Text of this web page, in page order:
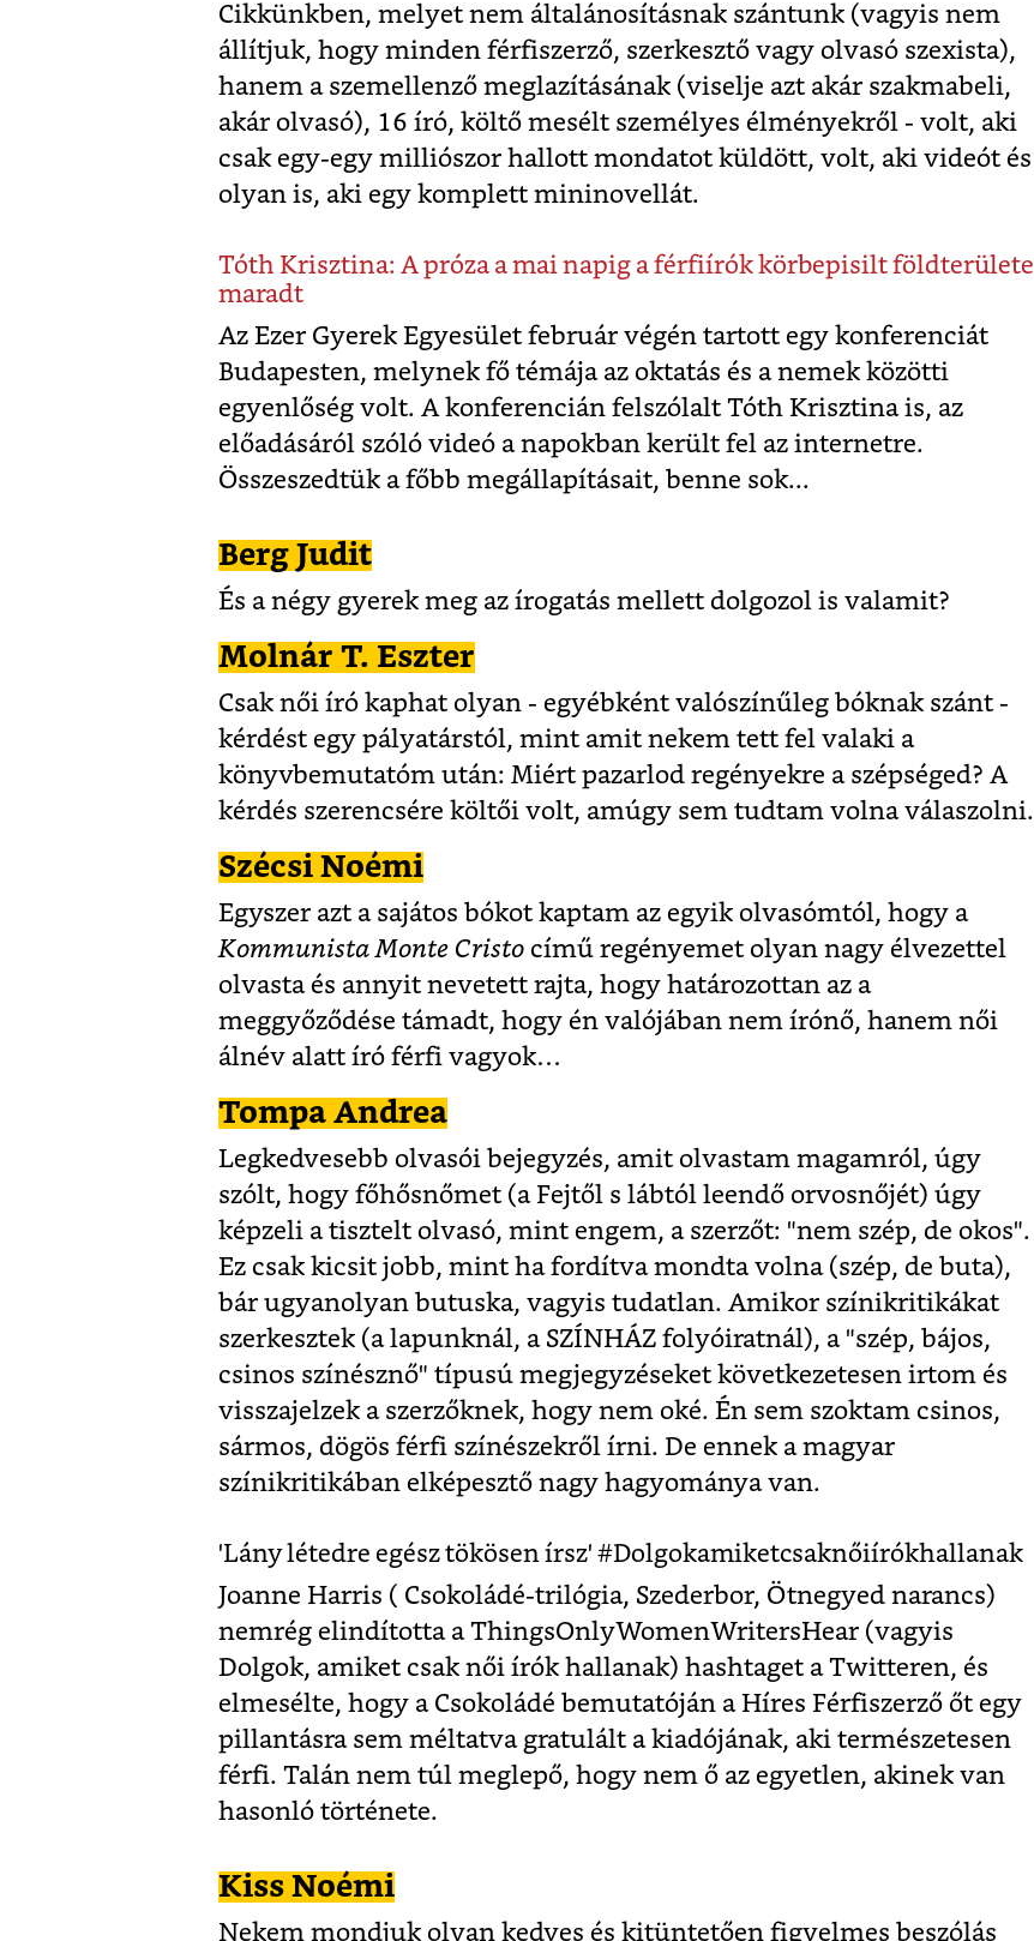
Cikkünkben, melyet nem általánosításnak szántunk (vagyis nem
állítjuk, hogy minden férfiszerző, szerkesztő vagy olvasó szexista),
hanem a szemellenző meglazításának (viselje azt akár szakmabeli,
akár olvasó), 16 író, költő mesélt személyes élményekről - volt, aki
csak egy-egy milliószor hallott mondatot küldött, volt, aki videót és
olyan is, aki egy komplett mininovellát.
Tóth Krisztina: A próza a mai napig a férfiírók körbepisilt földterülete
maradt
Az Ezer Gyerek Egyesület február végén tartott egy konferenciát
Budapesten, melynek fő témája az oktatás és a nemek közötti
egyenlőség volt. A konferencián felszólalt Tóth Krisztina is, az
előadásáról szóló videó a napokban került fel az internetre.
Összeszedtük a főbb megállapításait, benne sok...
Berg Judit
És a négy gyerek meg az írogatás mellett dolgozol is valamit?
Molnár T. Eszter
Csak női író kaphat olyan - egyébként valószínűleg bóknak szánt -
kérdést egy pályatárstól, mint amit nekem tett fel valaki a
könyvbemutatóm után: Miért pazarlod regényekre a szépséged? A
kérdés szerencsére költői volt, amúgy sem tudtam volna válaszolni.
Szécsi Noémi
Egyszer azt a sajátos bókot kaptam az egyik olvasómtól, hogy a
Kommunista Monte Cristo című regényemet olyan nagy élvezettel
olvasta és annyit nevetett rajta, hogy határozottan az a
meggyőződése támadt, hogy én valójában nem írónő, hanem női
álnév alatt író férfi vagyok…
Tompa Andrea
Legkedvesebb olvasói bejegyzés, amit olvastam magamról, úgy
szólt, hogy főhősnőmet (a Fejtől s lábtól leendő orvosnőjét) úgy
képzeli a tisztelt olvasó, mint engem, a szerzőt: "nem szép, de okos".
Ez csak kicsit jobb, mint ha fordítva mondta volna (szép, de buta),
bár ugyanolyan butuska, vagyis tudatlan. Amikor színikritikákat
szerkesztek (a lapunknál, a SZÍNHÁZ folyóiratnál), a "szép, bájos,
csinos színésznő" típusú megjegyzéseket következetesen irtom és
visszajelzek a szerzőknek, hogy nem oké. Én sem szoktam csinos,
sármos, dögös férfi színészekről írni. De ennek a magyar
színikritikában elképesztő nagy hagyománya van.
'Lány létedre egész tökösen írsz' #Dolgokamiketcsaknőiírókhallanak
Joanne Harris ( Csokoládé-trilógia, Szederbor, Ötnegyed narancs)
nemrég elindította a ThingsOnlyWomenWritersHear (vagyis
Dolgok, amiket csak női írók hallanak) hashtaget a Twitteren, és
elmesélte, hogy a Csokoládé bemutatóján a Híres Férfiszerző őt egy
pillantásra sem méltatva gratulált a kiadójának, aki természetesen
férfi. Talán nem túl meglepő, hogy nem ő az egyetlen, akinek van
hasonló története.
Kiss Noémi
Nekem mondjuk olyan kedves és kitüntetően figyelmes beszólás